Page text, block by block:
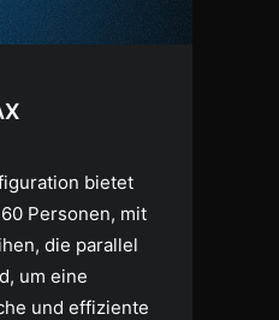
bietet
Personen, mit
die parallel
um eine
und effiziente